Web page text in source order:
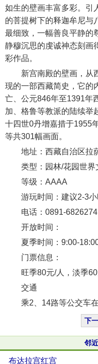
如生的壁画丰富多彩。引
的菩提树下的释迦牟尼与
最细致，一幅善良平静的
静穆沉思的虔诚神态刻画
彩作品。
新宫南殿的壁画，从西
现的一部西藏简史，它的
亡、公元846年至1391年
加、格鲁等教派的陆续举
十四世0丹增嘉措于1955
等共301幅画面。
地址：西藏自治区拉
类型：园林/花园世界
等级：AAAA
游玩时间：建议2-3小
电话：0891-6826274
开放时间：
夏季时间：9:00-
门票信息：
旺季80元/人，淡季60
交通
乘2、14路等公交车在
下
邻
布达拉宫红宫